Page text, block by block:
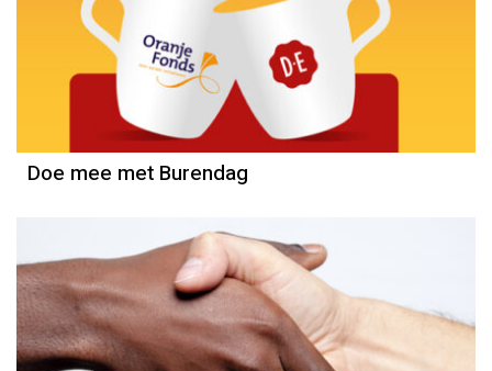
Doe mee met Burendag